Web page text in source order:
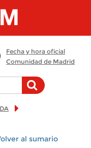
Fecha y hora oficial
Comunidad de Madrid
al sumario